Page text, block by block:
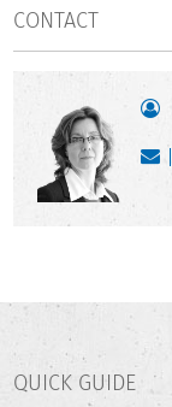
CONTACT
QUICK GUIDE